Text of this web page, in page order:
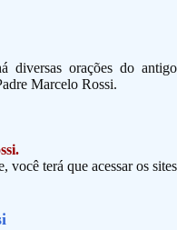
diversas orações do antigo
Marcelo Rossi.
você terá que acessar os sites